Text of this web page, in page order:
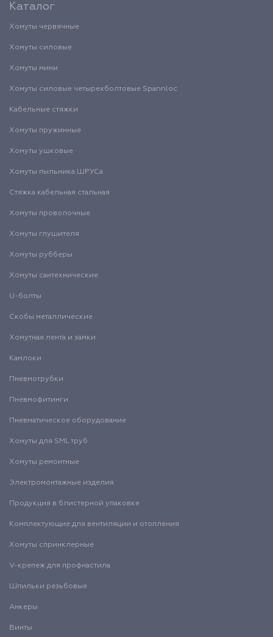
Каталог
Хомуты червячные
Хомуты силовые
Хомуты мини
Хомуты силовые четырехболтовые Spannloc
Кабельные стяжки
Хомуты пружинные
Хомуты ушковые
Хомуты пыльника ШРУСа
Стяжка кабельная стальная
Хомуты проволочные
Хомуты глушителя
Хомуты рубберы
Хомуты сантехнические
U-болты
Скобы металлические
Хомутная лента и замки
Камлоки
Пневмотрубки
Пневмофитинги
Пневматическое оборудование
Хомуты для SML труб
Хомуты ремонтные
Электромонтажные изделия
Продукция в блистерной упаковке
Комплектующие для вентиляции и отопления
Хомуты спринклерные
V-крепеж для профнастила
Шпильки резьбовые
Анкеры
Винты